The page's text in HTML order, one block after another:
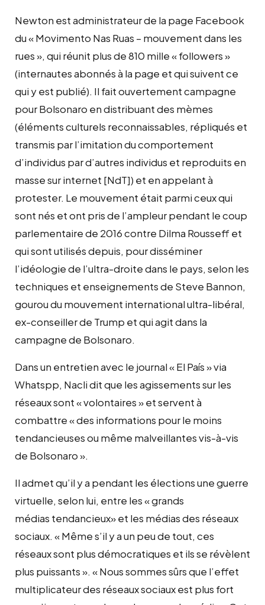
Newton est administrateur de la page Facebook
du « Movimento Nas Ruas – mouvement dans les
rues », qui réunit plus de 810 mille « followers »
(internautes abonnés à la page et qui suivent ce
qui y est publié). Il fait ouvertement campagne
pour Bolsonaro en distribuant des mèmes
(éléments culturels reconnaissables, répliqués et
transmis par l’imitation du comportement
d’individus par d’autres individus et reproduits en
masse sur internet [NdT]) et en appelant à
protester. Le mouvement était parmi ceux qui
sont nés et ont pris de l’ampleur pendant le coup
parlementaire de 2016 contre Dilma Rousseff et
qui sont utilisés depuis, pour disséminer
l’idéologie de l’ultra-droite dans le pays, selon les
techniques et enseignements de Steve Bannon,
gourou du mouvement international ultra-libéral,
ex-conseiller de Trump et qui agit dans la
campagne de Bolsonaro.
Dans un entretien avec le journal « El País » via
Whatspp, Nacli dit que les agissements sur les
réseaux sont « volontaires » et servent à
combattre « des informations pour le moins
tendancieuses ou même malveillantes vis-à-vis
de Bolsonaro ».
Il admet qu’il y a pendant les élections une guerre
virtuelle, selon lui, entre les « grands
médias tendancieux» et les médias des réseaux
sociaux. « Même s’il y a un peu de tout, ces
réseaux sont plus démocratiques et ils se révèlent
plus puissants ». « Nous sommes sûrs que l’effet
multiplicateur des réseaux sociaux est plus fort